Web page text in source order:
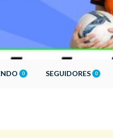
0 SEGUIDORES 0